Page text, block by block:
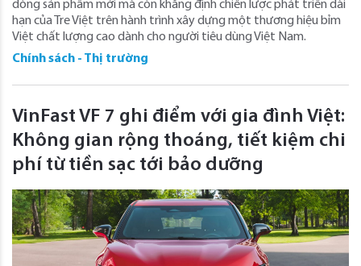
dòng sản phẩm mới mà còn khẳng định chiến lược phát triển dài
hạn của Tre Việt trên hành trình xây dựng một thương hiệu bỉm
Việt chất lượng cao dành cho người tiêu dùng Việt Nam.
Chính sách - Thị trường
VinFast VF 7 ghi điểm với gia đình Việt:
Không gian rộng thoáng, tiết kiệm chi
phí từ tiền sạc tới bảo dưỡng